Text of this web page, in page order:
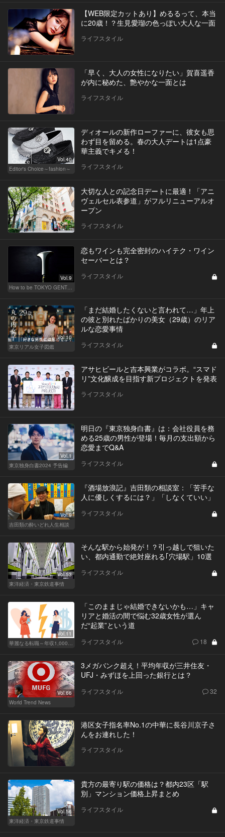
【WEB限定カットあり】めるるって、本当
に20歳！？生見愛瑠の色っぽい大人な一面
ライフスタイル
「早く、大人の女性になりたい」賀喜遥香
が内に秘めた、艶やかな一面とは
ライフスタイル
Vol.40
Editor's Choice～fashion～
ディオールの新作ローファーに、彼女も思
わず目を留める。春の大人デートは1点豪
華主義でキメる！
ライフスタイル
大切な人との記念日デートに最適！「アニ
ヴェルセル表参道」がフルリニューアルオ
ープン
ライフスタイル
Vol.9
How to be TOKYO GENTS 東京人よ、紳士たれ！
恋もワインも完全密封のハイテク・ワイン
セーバーとは？
ライフスタイル
Vol.10
東京リアル女子図鑑
「まだ結婚したくないと言われて…」年上
の彼と別れたばかりの美女（29歳）のリア
ルな恋愛事情
ライフスタイル
アサヒビールと吉本興業がコラボ。“スマド
リ”文化醸成を目指す新プロジェクトを発表
ライフスタイル
Vol.1
東京独身白書2024 予告編
明日の『東京独身白書』は：会社役員を務
める25歳の男性が登場！毎月の支出額から
恋愛までQ&A
ライフスタイル
Vol.9
吉田類の酔いどれ人生相談
『酒場放浪記』吉田類の相談室：「苦手な
人に優しくするには？」「しなくていい」
ライフスタイル
Vol.53
東洋経済・東京鉄道事情
そんな駅から始発が！？引っ越しで狙いた
い、都内通勤で絶対座れる｢穴場駅」10選
ライフスタイル
Vol.11
「このままじゃ結婚できないかも…」キャ
リアと婚活の間で悩む32歳女性が選ん
だ“起業”という道
ライフスタイル 18
Vol.66
World Trend News
3メガバンク超え！平均年収が三井住友・
UFJ・みずほを上回った銀行とは？
ライフスタイル 32
港区女子指名率No.1の中華に長谷川京子さ
んをお連れした！
ライフスタイル
Vol.56
東洋経済・東京鉄道事情
貴方の最寄り駅の価格は？都内23区「駅
別」マンション価格上昇まとめ
ライフスタイル